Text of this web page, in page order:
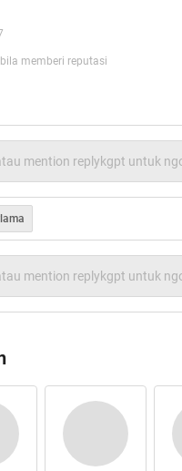
memberi reputasi
mention replykgpt untuk
mention replykgpt untuk